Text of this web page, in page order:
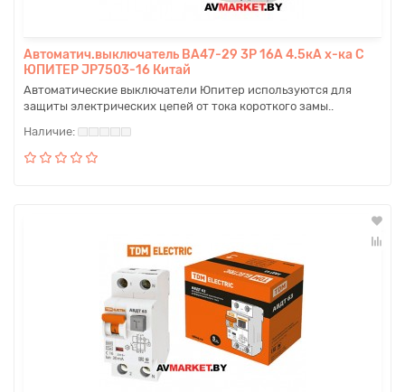
Автоматич.выключатель BA47-29 3P 16A 4.5кА х-ка C
ЮПИТЕР JP7503-16 Китай
Автоматические выключатели Юпитер используются для
защиты электрических цепей от тока короткого замы..